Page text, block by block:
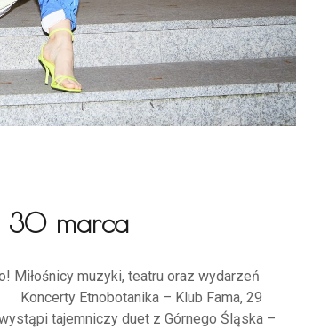
30 marca
Miłośnicy muzyki, teatru oraz wydarzeń
Etnobotanika – Klub Fama, 29
tajemniczy duet z Górnego Śląska –